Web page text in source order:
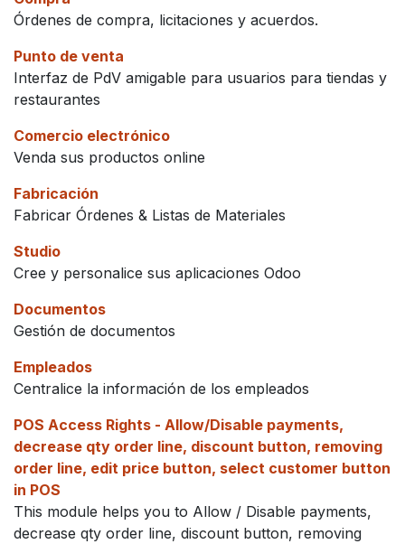
Órdenes de compra, licitaciones y acuerdos.
Punto de venta
Interfaz de PdV amigable para usuarios para tiendas y
restaurantes
Comercio electrónico
Venda sus productos online
Fabricación
Fabricar Órdenes & Listas de Materiales
Studio
Cree y personalice sus aplicaciones Odoo
Documentos
Gestión de documentos
Empleados
Centralice la información de los empleados
POS Access Rights - Allow/Disable payments,
decrease qty order line, discount button, removing
order line, edit price button, select customer button
in POS
This module helps you to Allow / Disable payments,
decrease qty order line, discount button, removing